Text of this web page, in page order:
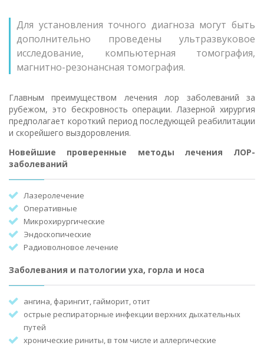
Для установления точного диагноза могут быть
дополнительно проведены ультразвуковое
исследование, компьютерная томография,
магнитно-резонансная томография.
Главным преимуществом лечения лор заболеваний за
рубежом, это бескровность операции. Лазерной хирургия
предполагает короткий период последующей реабилитации
и скорейшего выздоровления.
Новейшие проверенные методы лечения ЛОР-
заболеваний
Лазеролечение
Оперативные
Микрохирургические
Эндоскопические
Радиоволновое лечение
Заболевания и патологии уха, горла и носа
ангина, фарингит, гайморит, отит
острые респираторные инфекции верхних дыхательных
путей
хронические риниты, в том числе и аллергические